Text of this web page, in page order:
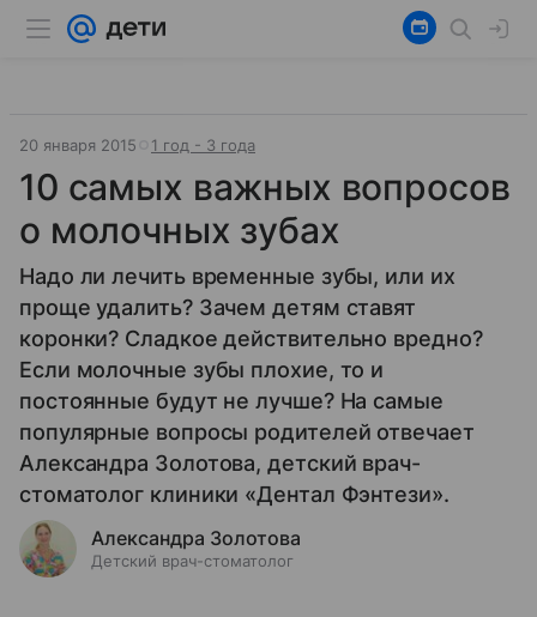
20 января 2015 1 год - 3 года
10 самых важных вопросов
о молочных зубах
Надо ли лечить временные зубы, или их
проще удалить? Зачем детям ставят
коронки? Сладкое действительно вредно?
Если молочные зубы плохие, то и
постоянные будут не лучше? На самые
популярные вопросы родителей отвечает
Александра Золотова, детский врач-
стоматолог клиники «Дентал Фэнтези».
Александра Золотова
Детский врач-стоматолог